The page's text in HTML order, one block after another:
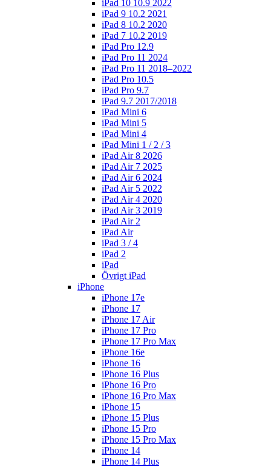
iPad 10 10.9 2022
iPad 9 10.2 2021
iPad 8 10.2 2020
iPad 7 10.2 2019
iPad Pro 12.9
iPad Pro 11 2024
iPad Pro 11 2018–2022
iPad Pro 10.5
iPad Pro 9.7
iPad 9.7 2017/2018
iPad Mini 6
iPad Mini 5
iPad Mini 4
iPad Mini 1 / 2 / 3
iPad Air 8 2026
iPad Air 7 2025
iPad Air 6 2024
iPad Air 5 2022
iPad Air 4 2020
iPad Air 3 2019
iPad Air 2
iPad Air
iPad 3 / 4
iPad 2
iPad
Övrigt iPad
iPhone
iPhone 17e
iPhone 17
iPhone 17 Air
iPhone 17 Pro
iPhone 17 Pro Max
iPhone 16e
iPhone 16
iPhone 16 Plus
iPhone 16 Pro
iPhone 16 Pro Max
iPhone 15
iPhone 15 Plus
iPhone 15 Pro
iPhone 15 Pro Max
iPhone 14
iPhone 14 Plus